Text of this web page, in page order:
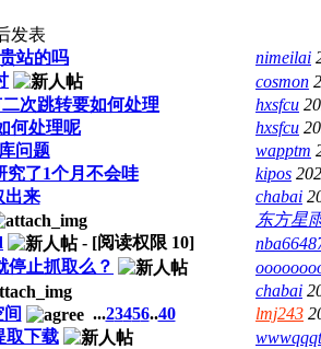
发表
站的吗 nimeilai
cosmon
次跳转要如何处理 hxsfcu
何处理呢 hxsfcu
问题 wapptm
究了1个月不会哇 kipos
出来 chabai
东方星
- [阅读权限 10]
停止抓取么？
chabai
...23456..40 lmj243
取下载